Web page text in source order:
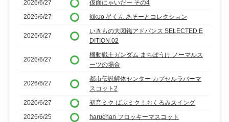
2026/6/27
仮面にゃいだー その4
2026/6/27
kikuo 星くん あそーとコレクション
2026/6/27
いきもの大図鑑アドバンス SELECTED E
DITION 02
2026/6/27
機動戦士ガンダム まちぼうけ ノーマルス
ーツの場合
2026/6/27
都市伝説解体センター カプセルラバーマ
スコット2
2026/6/27
初音ミク ばぶミク！おくるみスイング
2026/6/25
haruchan フロッキーマスコット